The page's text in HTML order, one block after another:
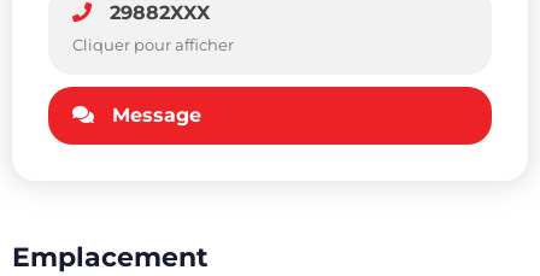
29882XXX
Cliquer pour afficher
Message
Emplacement